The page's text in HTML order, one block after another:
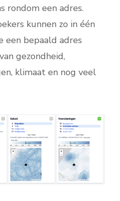
rondom een adres.
kunnen zo in één
een bepaald adres
gezondheid,
klimaat en nog veel